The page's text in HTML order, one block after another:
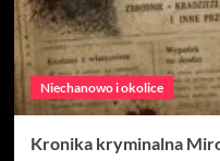
Niechanowo i okolice
Kronika kryminalna